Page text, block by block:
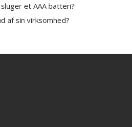
et AAA batteri?
af sin virksomhed?